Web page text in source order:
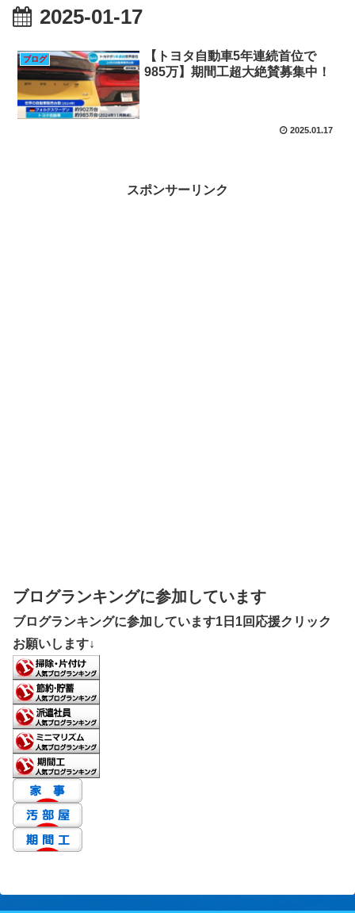
2025-01-17
ブログ
【トヨタ自動車5年連続首位で
985万】期間工超大絶賛募集中！
2025.01.17
スポンサーリンク
ブログランキングに参加しています
ブログランキングに参加しています1日1回応援クリック
お願いします↓